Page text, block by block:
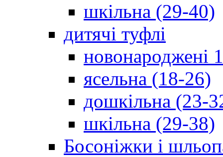
шкільна (29-40)
дитячі туфлі
новонароджені
ясельна (18-26)
дошкільна (23-
шкільна (29-38)
Босоніжки і